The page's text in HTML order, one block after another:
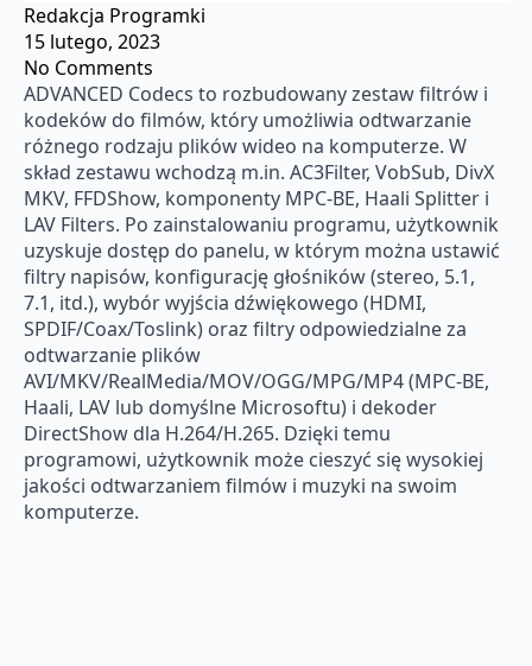
Redakcja Programki
15 lutego, 2023
No Comments
ADVANCED Codecs to rozbudowany zestaw filtrów i
kodeków do filmów, który umożliwia odtwarzanie
różnego rodzaju plików wideo na komputerze. W
skład zestawu wchodzą m.in. AC3Filter, VobSub, DivX
MKV, FFDShow, komponenty MPC-BE, Haali Splitter i
LAV Filters. Po zainstalowaniu programu, użytkownik
uzyskuje dostęp do panelu, w którym można ustawić
filtry napisów, konfigurację głośników (stereo, 5.1,
7.1, itd.), wybór wyjścia dźwiękowego (HDMI,
SPDIF/Coax/Toslink) oraz filtry odpowiedzialne za
odtwarzanie plików
AVI/MKV/RealMedia/MOV/OGG/MPG/MP4 (MPC-BE,
Haali, LAV lub domyślne Microsoftu) i dekoder
DirectShow dla H.264/H.265. Dzięki temu
programowi, użytkownik może cieszyć się wysokiej
jakości odtwarzaniem filmów i muzyki na swoim
komputerze.